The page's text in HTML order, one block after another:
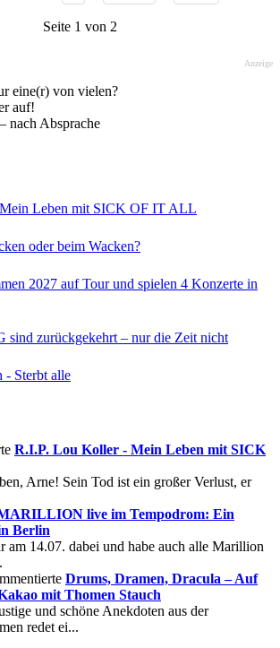
Seite 1 von 2
Anzeige
eine(r) von vielen?
auf!
nach Absprache
Leben mit SICK OF IT ALL
oder beim Wacken?
2027 auf Tour und spielen 4 Konzerte in
zurückgekehrt – nur die Zeit nicht
- Sterbt alle
R.I.P. Lou Koller - Mein Leben mit SICK
Arne! Sein Tod ist ein großer Verlust, er
live im Tempodrom: Ein
Berlin
14.07. dabei und habe auch alle Marillion
Drums, Dramen, Dracula – Auf
mit Thomen Stauch
und schöne Anekdoten aus der
redet ei...